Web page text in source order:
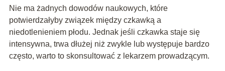
Nie ma żadnych dowodów naukowych, które
potwierdzałyby związek między czkawką a
niedotlenieniem płodu. Jednak jeśli czkawka staje się
intensywna, trwa dłużej niż zwykle lub występuje bardzo
często, warto to skonsultować z lekarzem prowadzącym.